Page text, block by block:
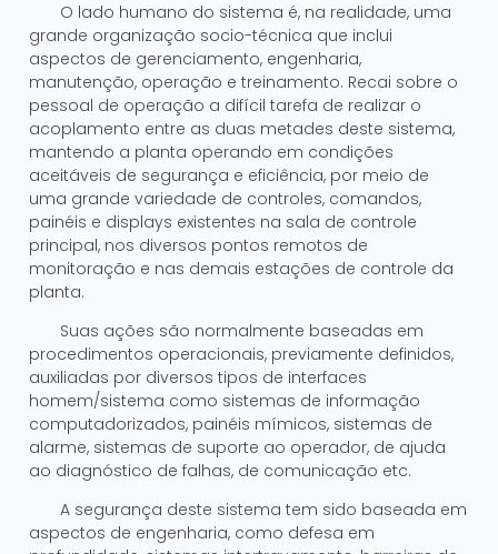
O lado humano do sistema é, na realidade, uma
grande organização socio-técnica que inclui
aspectos de gerenciamento, engenharia,
manutenção, operação e treinamento. Recai sobre o
pessoal de operação a difícil tarefa de realizar o
acoplamento entre as duas metades deste sistema,
mantendo a planta operando em condições
aceitáveis de segurança e eficiência, por meio de
uma grande variedade de controles, comandos,
painéis e displays existentes na sala de controle
principal, nos diversos pontos remotos de
monitoração e nas demais estações de controle da
planta.
Suas ações são normalmente baseadas em
procedimentos operacionais, previamente definidos,
auxiliadas por diversos tipos de interfaces
homem/sistema como sistemas de informação
computadorizados, painéis mímicos, sistemas de
alarme, sistemas de suporte ao operador, de ajuda
ao diagnóstico de falhas, de comunicação etc.
A segurança deste sistema tem sido baseada em
aspectos de engenharia, como defesa em